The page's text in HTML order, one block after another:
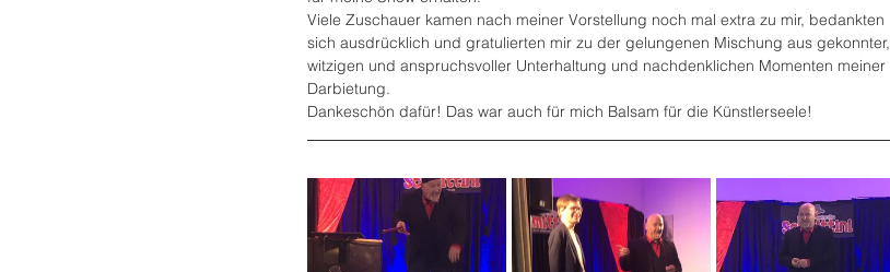
Viele Zuschauer kamen nach meiner Vorstellung noch mal extra zu mir, bedankten
sich ausdrücklich und gratulierten mir zu der gelungenen Mischung aus gekonnter,
witzigen und anspruchsvoller Unterhaltung und nachdenklichen Momenten meiner
Darbietung.
Dankeschön dafür! Das war auch für mich Balsam für die Künstlerseele!